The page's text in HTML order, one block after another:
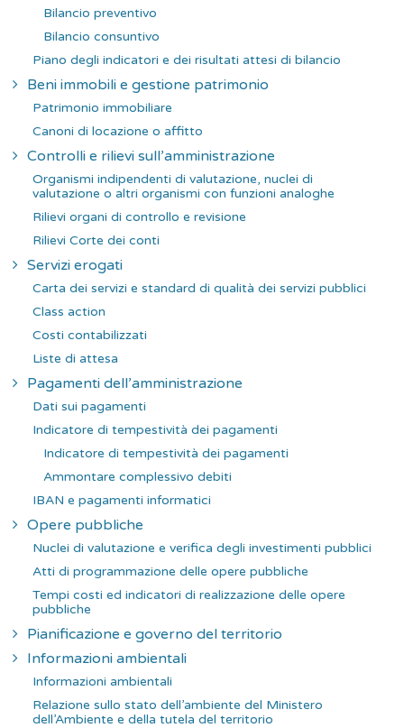
Bilancio preventivo
Bilancio consuntivo
Piano degli indicatori e dei risultati attesi di bilancio
Beni immobili e gestione patrimonio
Patrimonio immobiliare
Canoni di locazione o affitto
Controlli e rilievi sull’amministrazione
Organismi indipendenti di valutazione, nuclei di
valutazione o altri organismi con funzioni analoghe
Rilievi organi di controllo e revisione
Rilievi Corte dei conti
Servizi erogati
Carta dei servizi e standard di qualità dei servizi pubblici
Class action
Costi contabilizzati
Liste di attesa
Pagamenti dell’amministrazione
Dati sui pagamenti
Indicatore di tempestività dei pagamenti
Indicatore di tempestività dei pagamenti
Ammontare complessivo debiti
IBAN e pagamenti informatici
Opere pubbliche
Nuclei di valutazione e verifica degli investimenti pubblici
Atti di programmazione delle opere pubbliche
Tempi costi ed indicatori di realizzazione delle opere
pubbliche
Pianificazione e governo del territorio
Informazioni ambientali
Informazioni ambientali
Relazione sullo stato dell’ambiente del Ministero
dell’Ambiente e della tutela del territorio